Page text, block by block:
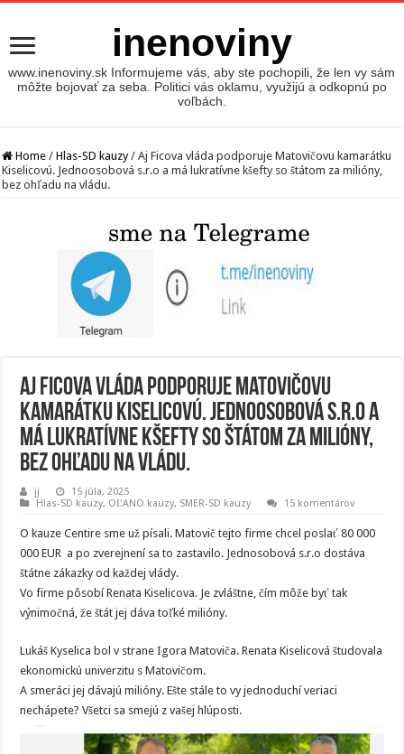
inenoviny
www.inenoviny.sk Informujeme vás, aby ste pochopili, že len vy sám
môžte bojovať za seba. Politici vás oklamu, využijú a odkopnú po
voľbách.
Home / Hlas-SD kauzy / Aj Ficova vláda podporuje Matovičovu kamarátku
Kiselicovú. Jednoosobová s.r.o a má lukratívne kšefty so štátom za milióny,
bez ohľadu na vládu.
Aj Ficova vláda podporuje Matovičovu
kamarátku Kiselicovú. Jednoosobová s.r.o a
má lukratívne kšefty so štátom za milióny,
bez ohľadu na vládu.
jj
15 júla, 2025
Hlas-SD kauzy, OĽANO kauzy, SMER-SD kauzy 15 komentárov
O kauze Centire sme už písali. Matovič tejto firme chcel poslať 80 000
000 EUR a po zverejnení sa to zastavilo. Jednosobová s.r.o dostáva
štátne zákazky od každej vlády.
Vo firme pôsobí Renata Kiselicova. Je zvláštne, čím môže byť tak
výnimočná, že štát jej dáva toľké milióny.
Lukáš Kyselica bol v strane Igora Matoviča. Renata Kiselicová študovala
ekonomickú univerzitu s Matovičom.
A smeráci jej dávajú milióny. Ešte stále to vy jednoduchí veriaci
nechápete? Všetci sa smejú z vašej hlúposti.